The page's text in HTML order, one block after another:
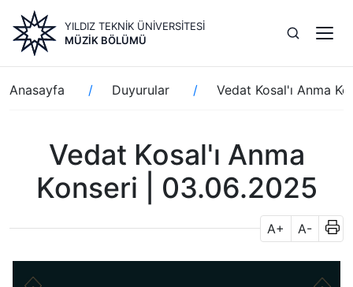
içeriğe
atla
YILDIZ TEKNİK ÜNİVERSİTESİ
MÜZIK BÖLÜMÜ
Sayfa
yolu
Anasayfa Duyurular Vedat Kosal'ı Anma
Vedat Kosal'ı Anma
Konseri | 03.06.2025
A+ A-